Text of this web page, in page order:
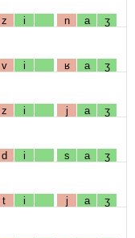
z i n a ʒ
v i ʁ a ʒ
z i j a ʒ
d i s a ʒ
t i j a ʒ